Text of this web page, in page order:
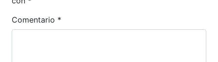
Comentario *